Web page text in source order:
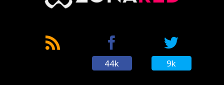
44k 9k